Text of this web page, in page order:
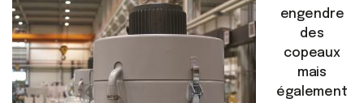
engendre
des
copeaux
mais
également